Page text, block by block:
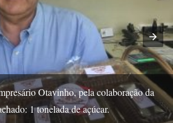
Otavinho, pela colaboração da
1 tonelada de açúcar.